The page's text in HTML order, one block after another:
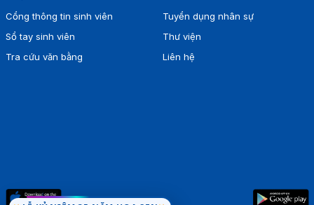
Cổng thông tin sinh viên
Sổ tay sinh viên
Tra cứu văn bằng
Tuyển dụng nhân sự
Thư viện
Liên hệ